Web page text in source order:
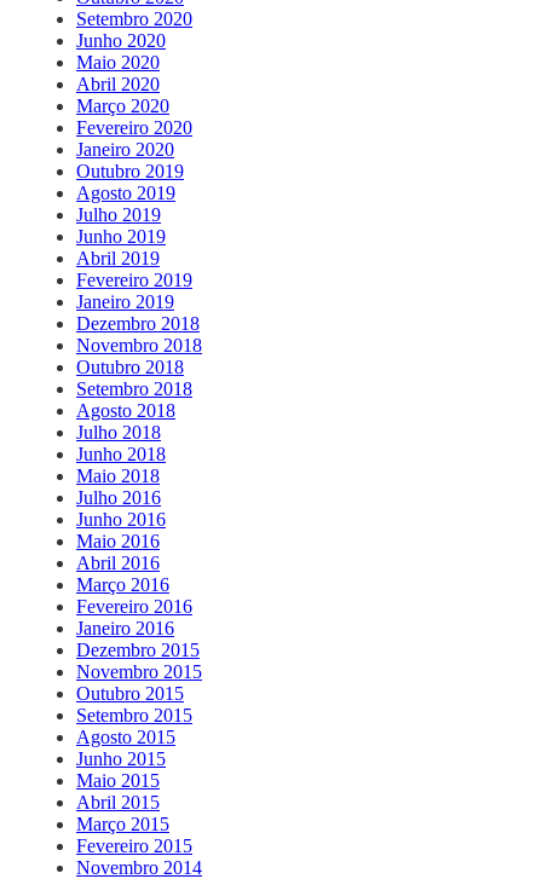
Setembro 2020
Junho 2020
Maio 2020
Abril 2020
Março 2020
Fevereiro 2020
Janeiro 2020
Outubro 2019
Agosto 2019
Julho 2019
Junho 2019
Abril 2019
Fevereiro 2019
Janeiro 2019
Dezembro 2018
Novembro 2018
Outubro 2018
Setembro 2018
Agosto 2018
Julho 2018
Junho 2018
Maio 2018
Julho 2016
Junho 2016
Maio 2016
Abril 2016
Março 2016
Fevereiro 2016
Janeiro 2016
Dezembro 2015
Novembro 2015
Outubro 2015
Setembro 2015
Agosto 2015
Junho 2015
Maio 2015
Abril 2015
Março 2015
Fevereiro 2015
Novembro 2014